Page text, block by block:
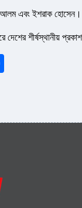
আলম এবং ইশরাক হোসেন।
শীর্ষস্থানীয়